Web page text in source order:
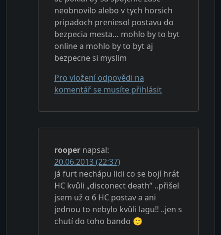
neobnovilo alebo v tych horsich
pripadoch preniesol postavu do
bezpecia mesta… mohlo by to byt
online a mohlo by to byt aj
bezpecne si myslim
Pro vložení odpovědi na
komentář se musíte přihlásit
rooper napsal:
20.06.2013 (22:37)
já furt nechápu lidi co se bojí hrát
HC kvůli „disconect death“ ..přišel
jsem už o 6 HC postav a ani
jednou to nebylo kvůli lagu!! ..jen s
chutí do toho bando 🙂